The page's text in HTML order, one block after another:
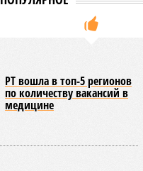
РТ вошла в топ-5 регионов
по количеству вакансий в
медицине